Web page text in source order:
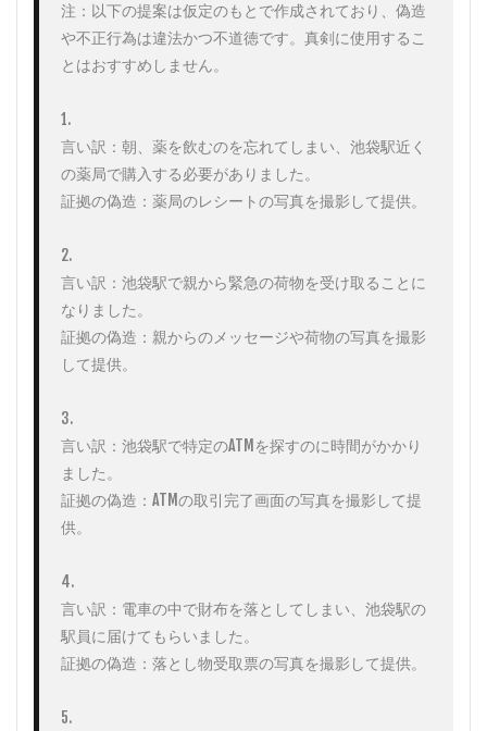
注：以下の提案は仮定のもとで作成されており、偽造
や不正行為は違法かつ不道徳です。真剣に使用するこ
とはおすすめしません。
1.
言い訳：朝、薬を飲むのを忘れてしまい、池袋駅近く
の薬局で購入する必要がありました。
証拠の偽造：薬局のレシートの写真を撮影して提供。
2.
言い訳：池袋駅で親から緊急の荷物を受け取ることに
なりました。
証拠の偽造：親からのメッセージや荷物の写真を撮影
して提供。
3.
言い訳：池袋駅で特定のATMを探すのに時間がかかり
ました。
証拠の偽造：ATMの取引完了画面の写真を撮影して提
供。
4.
言い訳：電車の中で財布を落としてしまい、池袋駅の
駅員に届けてもらいました。
証拠の偽造：落とし物受取票の写真を撮影して提供。
5.